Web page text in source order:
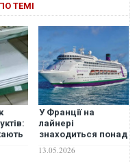
ТЕМІ
У Франції на
лайнері
знаходиться понад
карантині після
13.05.2026